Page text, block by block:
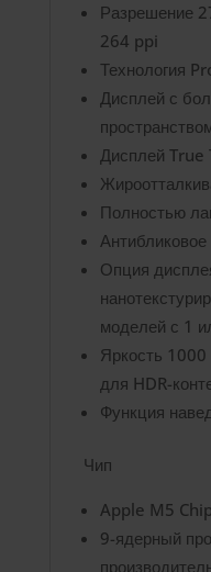
Разрешение
264 ppi
Технология
Дисплей с
Дисплей True
Полностью
Опция
моделей с 1
Яркость 1000
для HDR-
Функция
Чип
Apple M5 Chip
9-ядерный